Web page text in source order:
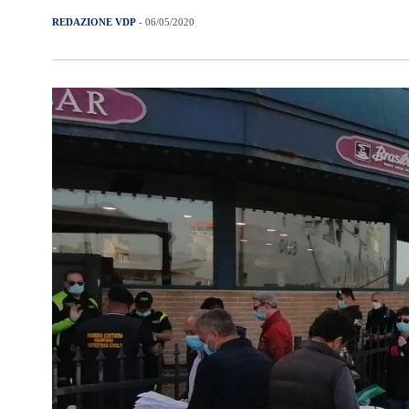
REDAZIONE VDP - 06/05/2020